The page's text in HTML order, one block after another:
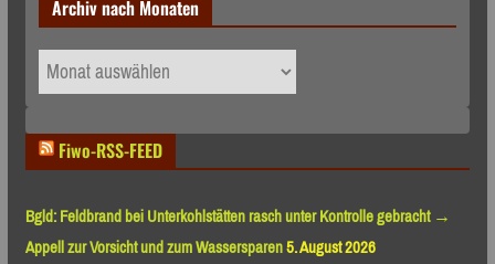
Archiv nach Monaten
Archiv
nach
Fiwo-RSS-FEED
Bgld: Feldbrand bei Unterkohlstätten rasch unter Kontrolle gebracht →
Appell zur Vorsicht und zum Wassersparen5. August 2026